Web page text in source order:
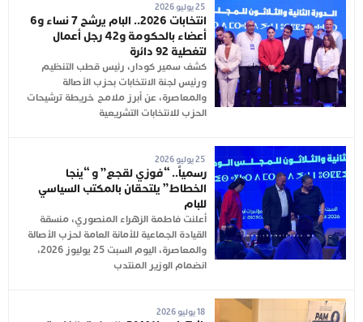
25 يوليو 2026
انتخابات 2026.. البام يرشح 7 نساء و6
أعضاء بالحكومة و42 رجل أعمال
لتغطية 92 دائرة
كشف سمير كودار، رئيس قطب التنظيم
ورئيس لجنة الانتخابات بحزب الأصالة
والمعاصرة، عن أبرز ملامح خريطة ترشيحات
الحزب للانتخابات التشريعية
25 يوليو 2026
رسمياً.. “فوزي لقجع” و “ينجا
الخطاط” يلتحقان بالمكتب السياسي
للبام
أعلنت فاطمة الزهراء المنصوري، منسقة
القيادة الجماعية للأمانة العامة لحزب الأصالة
والمعاصرة، اليوم السبت 25 يوليوز 2026،
انضمام الوزير المنتدب
18 يوليو 2026